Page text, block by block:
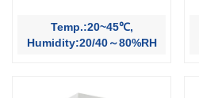
Temp.:20~45℃,
Humidity:20/40～80%RH